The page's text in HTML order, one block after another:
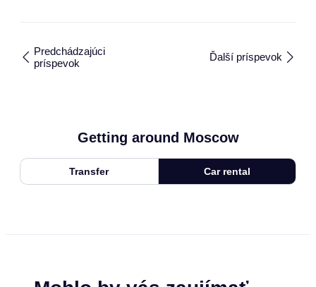
Predchádzajúci
príspevok
Ďalší príspevok
Getting around Moscow
Transfer Car rental